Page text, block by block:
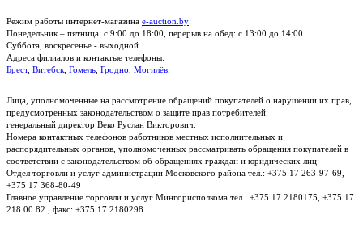
Режим работы интернет-магазина e-auction.by:
Понедельник – пятница: с 9:00 до 18:00, перерыв на обед: с 13:00 до 14:00
Суббота, воскресенье - выходной
Адреса филиалов и контактые телефоны:
Брест, Витебск Гомель Гродно Могилёв
Лица, уполномоченные на рассмотрение обращений покупателей о нарушении их прав,
предусмотренных законодательством о защите прав потребителей:
генеральный директор Веко Руслан Викторович.
Номера контактных телефонов работников местных исполнительных и
распорядительных органов, уполномоченных рассматривать обращения покупателей в
соответствии с законодательством об обращениях граждан и юридических лиц:
Отдел торговли и услуг администрации Московского района тел.: +375 17 263-97-69,
+375 17 368-80-49
Главное управление торговли и услуг Мингорисполкома тел.: +375 17 2180175, +375 17
218 00 82 , факс: +375 17 2180298